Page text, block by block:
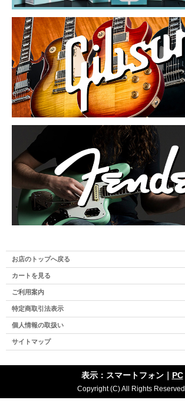
お店のトップへ戻る
カートを見る
ご利用案内
特定商取引法表示
個人情報の取扱い
サイトマップ
表示：スマートフォン｜ PC
Copyright (C) All Rights Reserved.